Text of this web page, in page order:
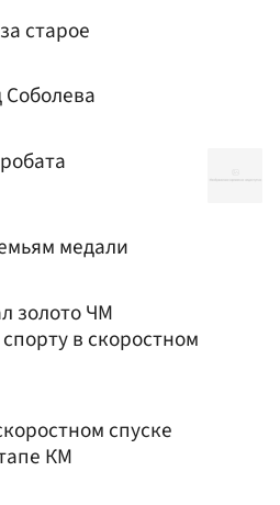
старое
Соболева
медали
золото ЧМ
в скоростном
спуске
КМ